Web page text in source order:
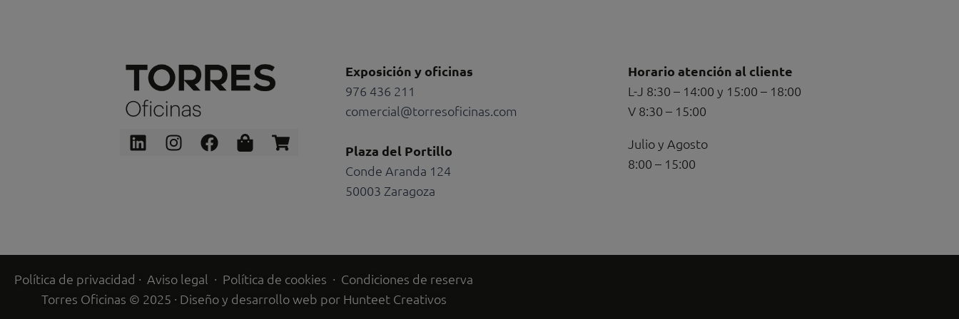
LinkedinInstagram
Facebook
Shopping-
bag
Shopping-
cart
Exposición y oficinas
976 436 211
comercial@torresoficinas.com
Plaza del Portillo
Conde Aranda 124
50003 Zaragoza
Horario atención al cliente
L-J 8:30 – 14:00 y 15:00 – 18:00
V 8:30 – 15:00
Julio y Agosto
8:00 – 15:00
Política de privacidad · Aviso legal · Política de cookies · Condiciones de reserva
Torres Oficinas © 2025 · Diseño y desarrollo web por Hunteet Creativos